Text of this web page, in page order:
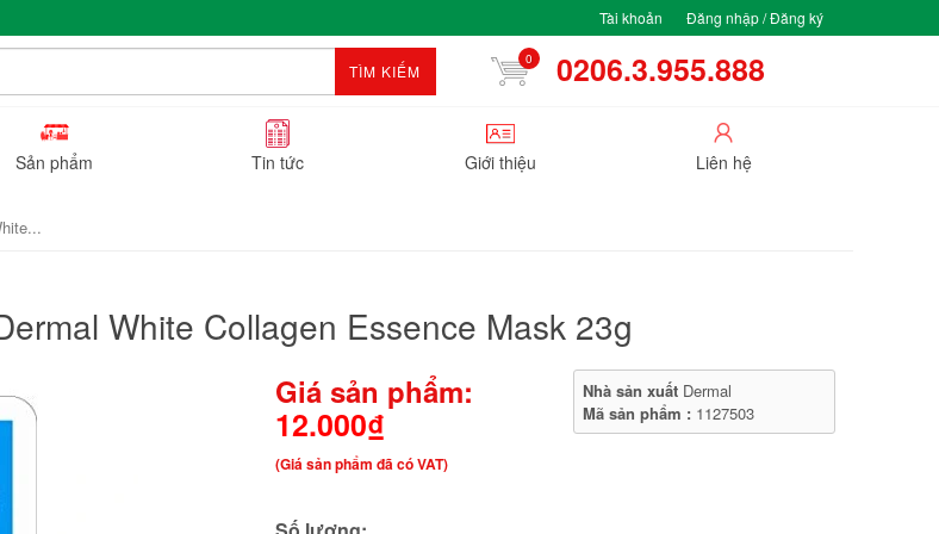
Tài khoản Đăng nhập / Đăng ký
TÌM KIẾM
0 0206.3.955.888
Sản phẩm Tin tức Giới thiệu Liên hệ
White Collagen Essence Mask 23g
Giá sản phẩm:
12.000₫
(Giá sản phẩm đã có VAT)
Nhà sản xuất Dermal
Mã sản phẩm : 1127503